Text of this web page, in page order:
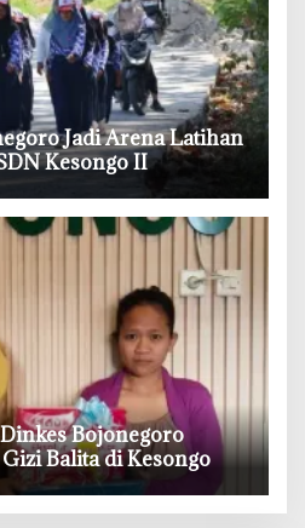
Jadi Arena Latihan
Kesongo II
Bojonegoro
Balita di Kesongo